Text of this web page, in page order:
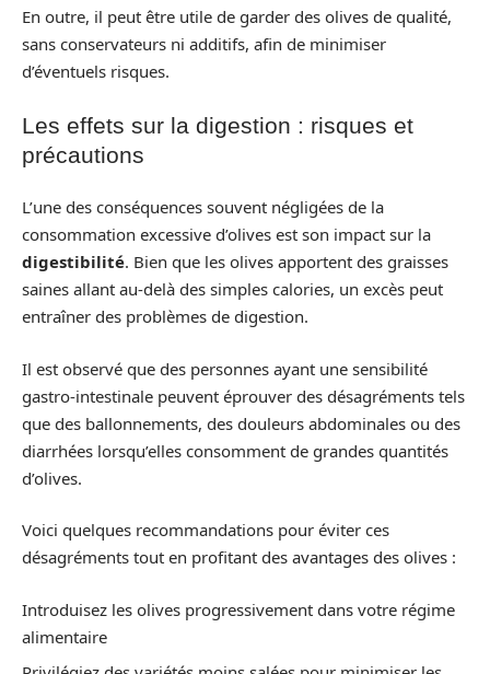
En outre, il peut être utile de garder des olives de qualité,
sans conservateurs ni additifs, afin de minimiser
d’éventuels risques.
Les effets sur la digestion : risques et
précautions
L’une des conséquences souvent négligées de la
consommation excessive d’olives est son impact sur la
digestibilité. Bien que les olives apportent des graisses
saines allant au-delà des simples calories, un excès peut
entraîner des problèmes de digestion.
Il est observé que des personnes ayant une sensibilité
gastro-intestinale peuvent éprouver des désagréments tels
que des ballonnements, des douleurs abdominales ou des
diarrhées lorsqu’elles consomment de grandes quantités
d’olives.
Voici quelques recommandations pour éviter ces
désagréments tout en profitant des avantages des olives :
Introduisez les olives progressivement dans votre régime
alimentaire